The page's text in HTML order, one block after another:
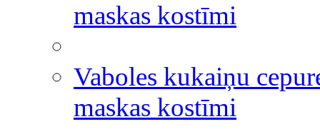
maskas kostīmi
Vaboles kukaiņu
maskas kostīmi